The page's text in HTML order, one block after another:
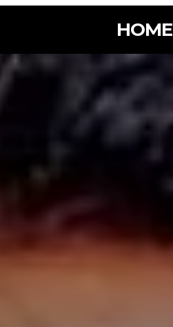
HOME